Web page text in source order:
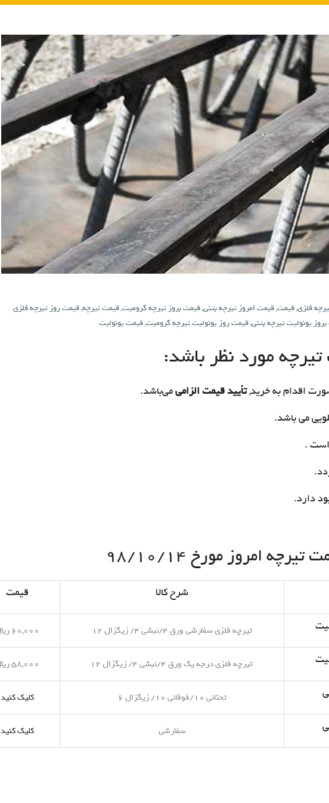
فلزی,قیمت,قیمت امروز تیرچه بتنی,قیمت بروز تیرچه کرومیت,قیمت تیرچه,قیمت روز تیرچه فلزی
یونولیت تیرچه بتنی,قیمت روز یونولیت تیرچه کرومیت,قیمت یونولیت
مورد نظر باشد:
اقدام به خرید,تأیید قیمت الزامیمی‌باشد.
می باشد.
.
دارد.
تیرچه امروز مورخ ۹۸/۱۰/۱۴
شرح کالا قیمت
تیرچه فلزی سفارشی ورق ۴/نبشی ۴/ زیگزال ۱۲ ۶۰,۰۰۰ ریال
تیرچه فلزی درجه یک ورق ۴/نبشی ۴/ زیگزال ۱۲ ۵۸,۰۰۰ ریال
تحتانی ۱۰/فوقانی ۱۰/ زیگزال ۶ کلیک کنید
سفارشی کلیک کنید